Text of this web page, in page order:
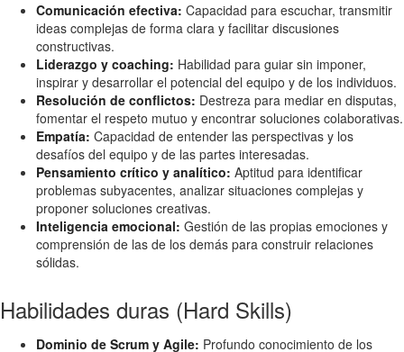
Comunicación efectiva: Capacidad para escuchar, transmitir
ideas complejas de forma clara y facilitar discusiones
constructivas.
Liderazgo y coaching: Habilidad para guiar sin imponer,
inspirar y desarrollar el potencial del equipo y de los individuos.
Resolución de conflictos: Destreza para mediar en disputas,
fomentar el respeto mutuo y encontrar soluciones colaborativas.
Empatía: Capacidad de entender las perspectivas y los
desafíos del equipo y de las partes interesadas.
Pensamiento crítico y analítico: Aptitud para identificar
problemas subyacentes, analizar situaciones complejas y
proponer soluciones creativas.
Inteligencia emocional: Gestión de las propias emociones y
comprensión de las de los demás para construir relaciones
sólidas.
Habilidades duras (Hard Skills)
Dominio de Scrum y Agile: Profundo conocimiento de los